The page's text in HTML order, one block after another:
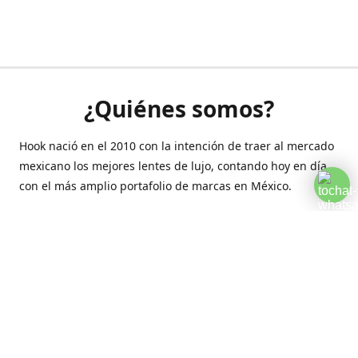
¿Quiénes somos?
Hook nació en el 2010 con la intención de traer al mercado
mexicano los mejores lentes de lujo, contando hoy en día
con el más amplio portafolio de marcas en México.